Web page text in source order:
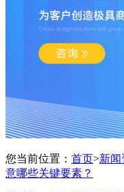
您当前位置： 首页>新闻
意哪些关键要素？